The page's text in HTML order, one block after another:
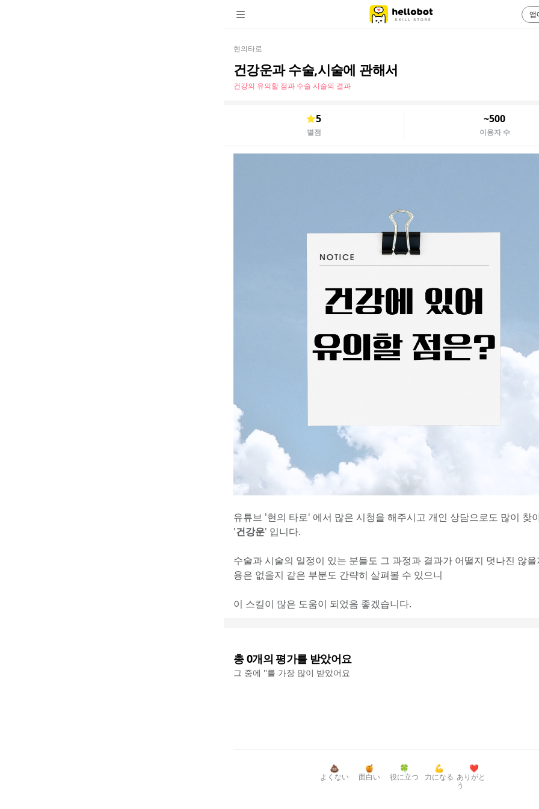
현의타로
건강운과 수술,시술에 관해서
건강의 유의할 점과 수술 시술의 결과
5
별점
~500
이용자 수
유튜브 '현의 타로' 에서 많은 시청을 해주시고 개인 상담으로도 많이 찾
'건강운' 입니다.
수술과 시술의 일정이 있는 분들도 그 과정과 결과가 어떨지 덧나진 않
용은 없을지 같은 부분도 간략히 살펴볼 수 있으니
이 스킬이 많은 도움이 되었음 좋겠습니다.
총0개의 평가를 받았어요
그 중에 ''를 가장 많이 받았어요
💩
よくない
🍯
面白い
🍀
役に立つ
💪
力になる
❤️
ありがと
う
앱